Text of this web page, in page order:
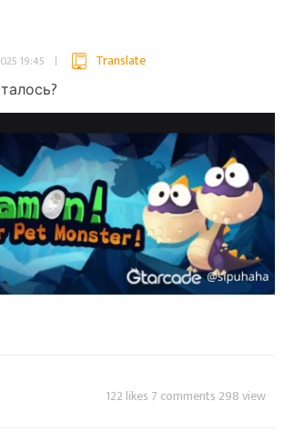
19:45
Translate
122 likes 7 comments 298 view